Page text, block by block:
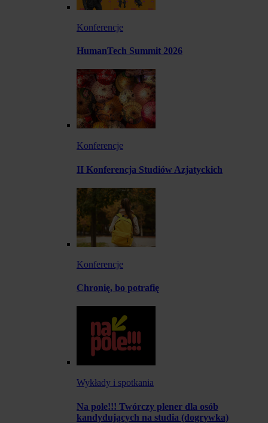
Konferencje
HumanTech Summit 2026
Konferencje
II Konferencja Studiów Azjatyckich
Konferencje
Chronię, bo potrafię
Wykłady i spotkania
Na pole!!! Twórczy plener dla osób
kandydujących na studia (dogrywka)